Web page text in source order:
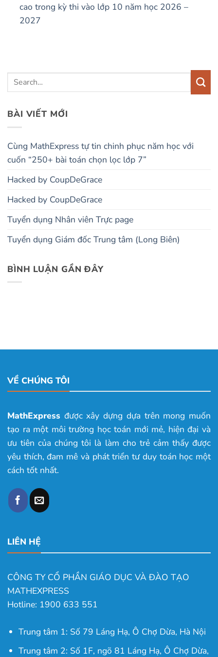
cao trong kỳ thi vào lớp 10 năm học 2026 –
2027
BÀI VIẾT MỚI
Cùng MathExpress tự tin chinh phục năm học với
cuốn “250+ bài toán chọn lọc lớp 7”
Hacked by CoupDeGrace
Hacked by CoupDeGrace
Tuyển dụng Nhân viên Trực page
Tuyển dụng Giám đốc Trung tâm (Long Biên)
BÌNH LUẬN GẦN ĐÂY
VỀ CHÚNG TÔI
MathExpress được xây dựng dựa trên mong muốn
tạo ra một môi trường học toán mới mẻ, hiện đại và
ưu tiên của chúng tôi là làm cho trẻ cảm thấy được
yêu thích, đam mê và phát triển tư duy toán học một
cách tốt nhất.
LIÊN HỆ
CÔNG TY CỔ PHẦN GIÁO DỤC VÀ ĐÀO TẠO
MATHEXPRESS
Hotline: 1900 633 551
Trung tâm 1: Số 79 Láng Hạ, Ô Chợ Dừa, Hà Nội
Trung tâm 2: Số 1F, ngõ 81 Láng Hạ, Ô Chợ Dừa,